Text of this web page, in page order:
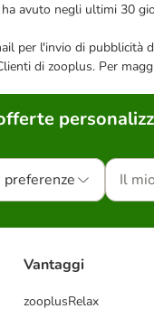
avuto negli ultimi 30
per l'invio di
di zooplus. Per
Vantaggi
zooplusRelax